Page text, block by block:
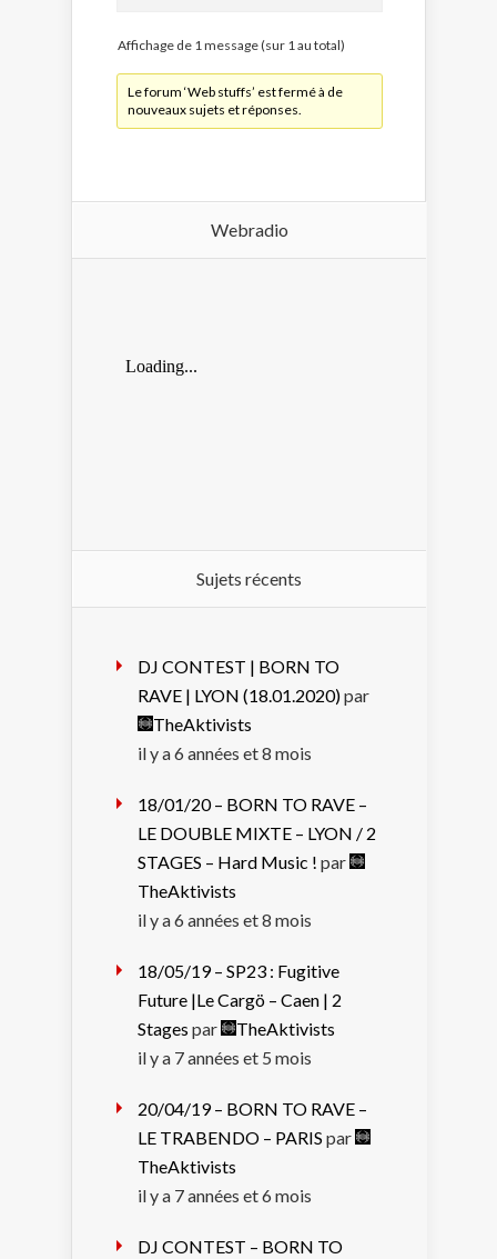
Affichage de 1 message (sur 1 au total)
Le forum ‘Web stuffs’ est fermé à de
nouveaux sujets et réponses.
Webradio
Sujets récents
DJ CONTEST | BORN TO
RAVE | LYON (18.01.2020)par
TheAktivists
il y a 6 années et 8 mois
18/01/20 – BORN TO RAVE –
LE DOUBLE MIXTE – LYON / 2
STAGES – Hard Music ! par
TheAktivists
il y a 6 années et 8 mois
18/05/19 – SP23 : Fugitive
Future |Le Cargö – Caen | 2
Stages par
TheAktivists
il y a 7 années et 5 mois
20/04/19 – BORN TO RAVE –
LE TRABENDO – PARIS par
TheAktivists
il y a 7 années et 6 mois
DJ CONTEST – BORN TO